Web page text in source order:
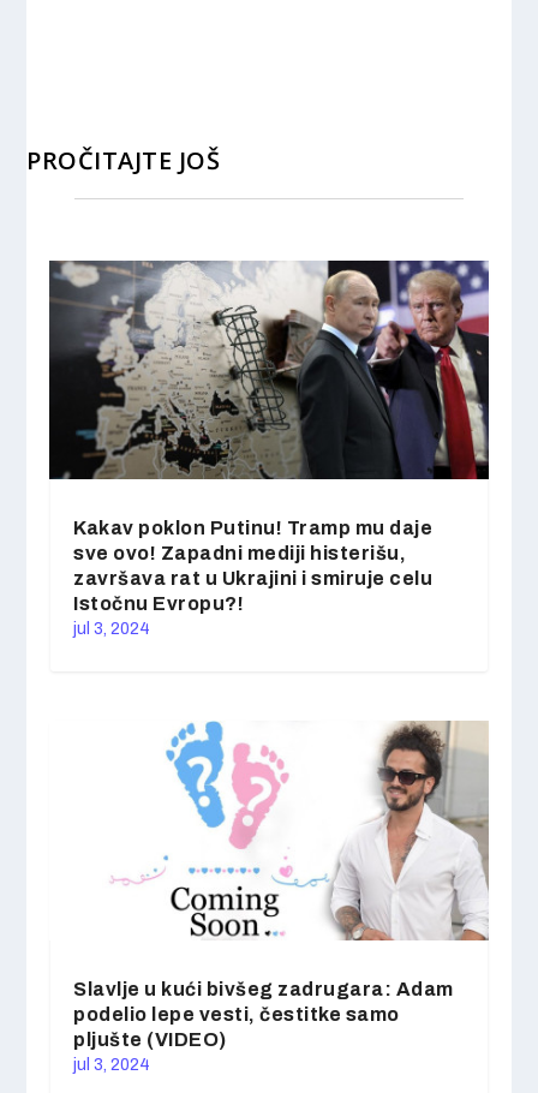
PROČITAJTE JOŠ
Kakav poklon Putinu! Tramp mu daje
sve ovo! Zapadni mediji histerišu,
završava rat u Ukrajini i smiruje celu
Istočnu Evropu?!
jul 3, 2024
Slavlje u kući bivšeg zadrugara: Adam
podelio lepe vesti, čestitke samo
pljušte (VIDEO)
jul 3, 2024